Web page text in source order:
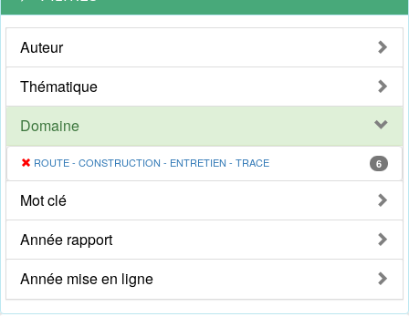
Auteur
Thématique
Domaine
ROUTE - CONSTRUCTION - ENTRETIEN - TRACE 6
Mot clé
Année rapport
Année mise en ligne